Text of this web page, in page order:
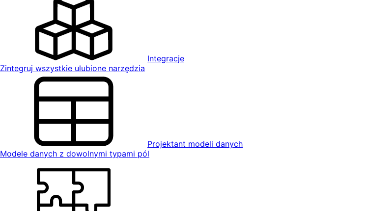
Integracje
Zintegruj wszystkie ulubione narzędzia
Projektant modeli danych
Modele danych z dowolnymi typami pól